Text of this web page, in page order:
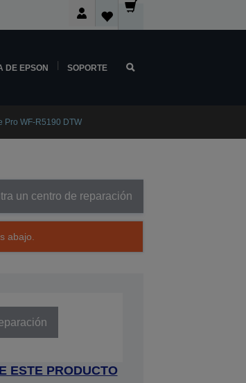
DE EPSON SOPORTE
Pro WF-R5190 DTW
un centro de reparación
abajo.
ESTE PRODUCTO